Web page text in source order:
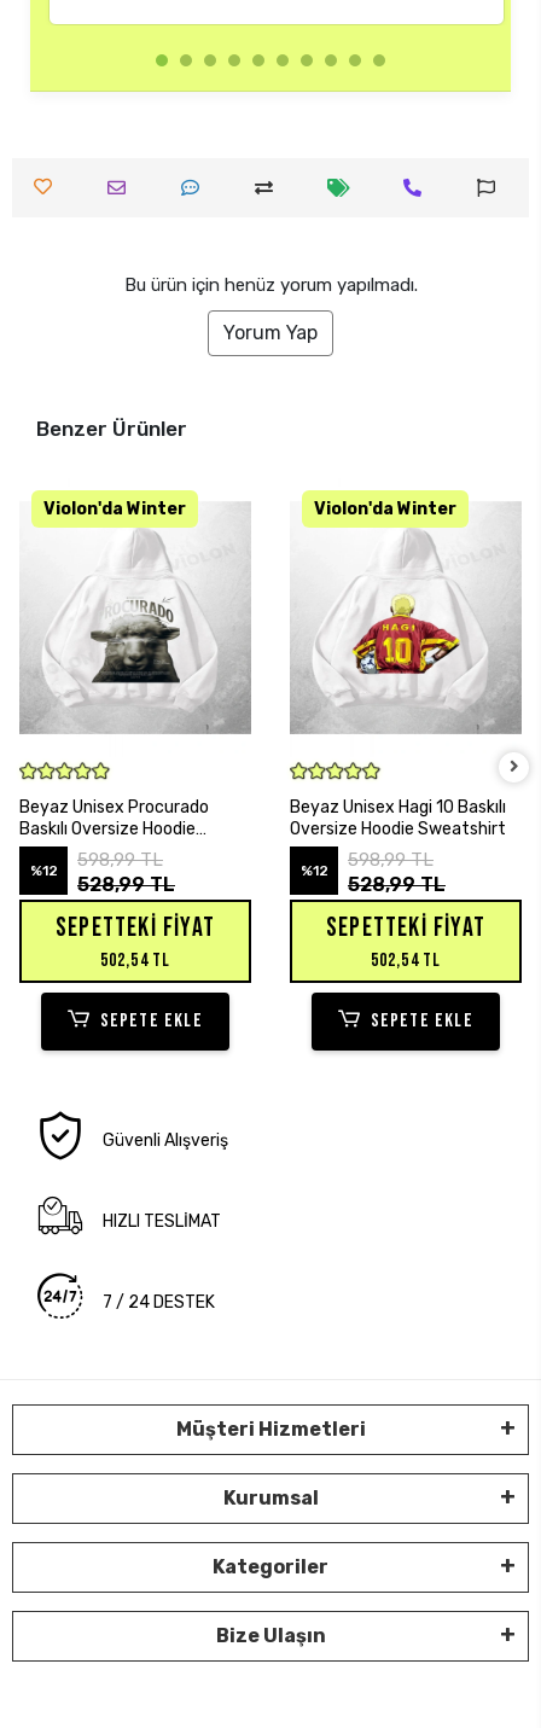
Bu ürün için henüz yorum yapılmadı.
Yorum Yap
Benzer Ürünler
Beyaz Unisex Procurado
Baskılı Oversize Hoodie
Sweatshirt
%12
598,99 TL
528,99 TL
SEPETTEKI FIYAT
502,54 TL
SEPETE EKLE
Beyaz Unisex Hagi 10 Baskılı
Oversize Hoodie Sweatshirt
%12
598,99 TL
528,99 TL
SEPETTEKI FIYAT
502,54 TL
SEPETE EKLE
Güvenli Alışveriş
HIZLI TESLİMAT
7 / 24 DESTEK
Müşteri Hizmetleri
Kurumsal
Kategoriler
Bize Ulaşın